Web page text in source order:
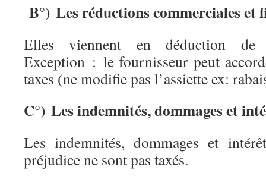
B°) Les réductions commerciales et
Elles viennent en déduction de
Exception : le fournisseur peut
taxes (ne modifie pas l’assiette ex:
C°) Les indemnités, dommages et
Les indemnités, dommages et
préjudice ne sont pas taxés.